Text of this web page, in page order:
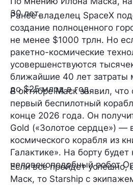
30 лет.
Ранее владелец SpaceX
создание полноценного
не менее $1000 трлн. Но
ракетно-космические
усовершенствуются
ближайшие 40 лет затраты
до $25 млрд в год.
В октябре Маск заявил, что
первый беспилотный
конце 2026 года. Он
Gold («Золотое сердце») —
космического корабля из
Галактике». На борту будет
человекоподобный робот
Если все пройдет успешно,
Маск, то Starship с